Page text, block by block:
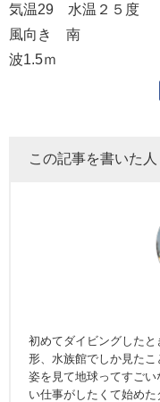
気温29 水温２５度
風向き 南
波1.5ｍ
この記事を書いた人
初めてダイビングした
形、水族館でしか見た
姿を見て地球ってすご
い仕事がしたくて始め